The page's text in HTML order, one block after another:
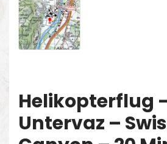
Helikopterflug
Untervaz –